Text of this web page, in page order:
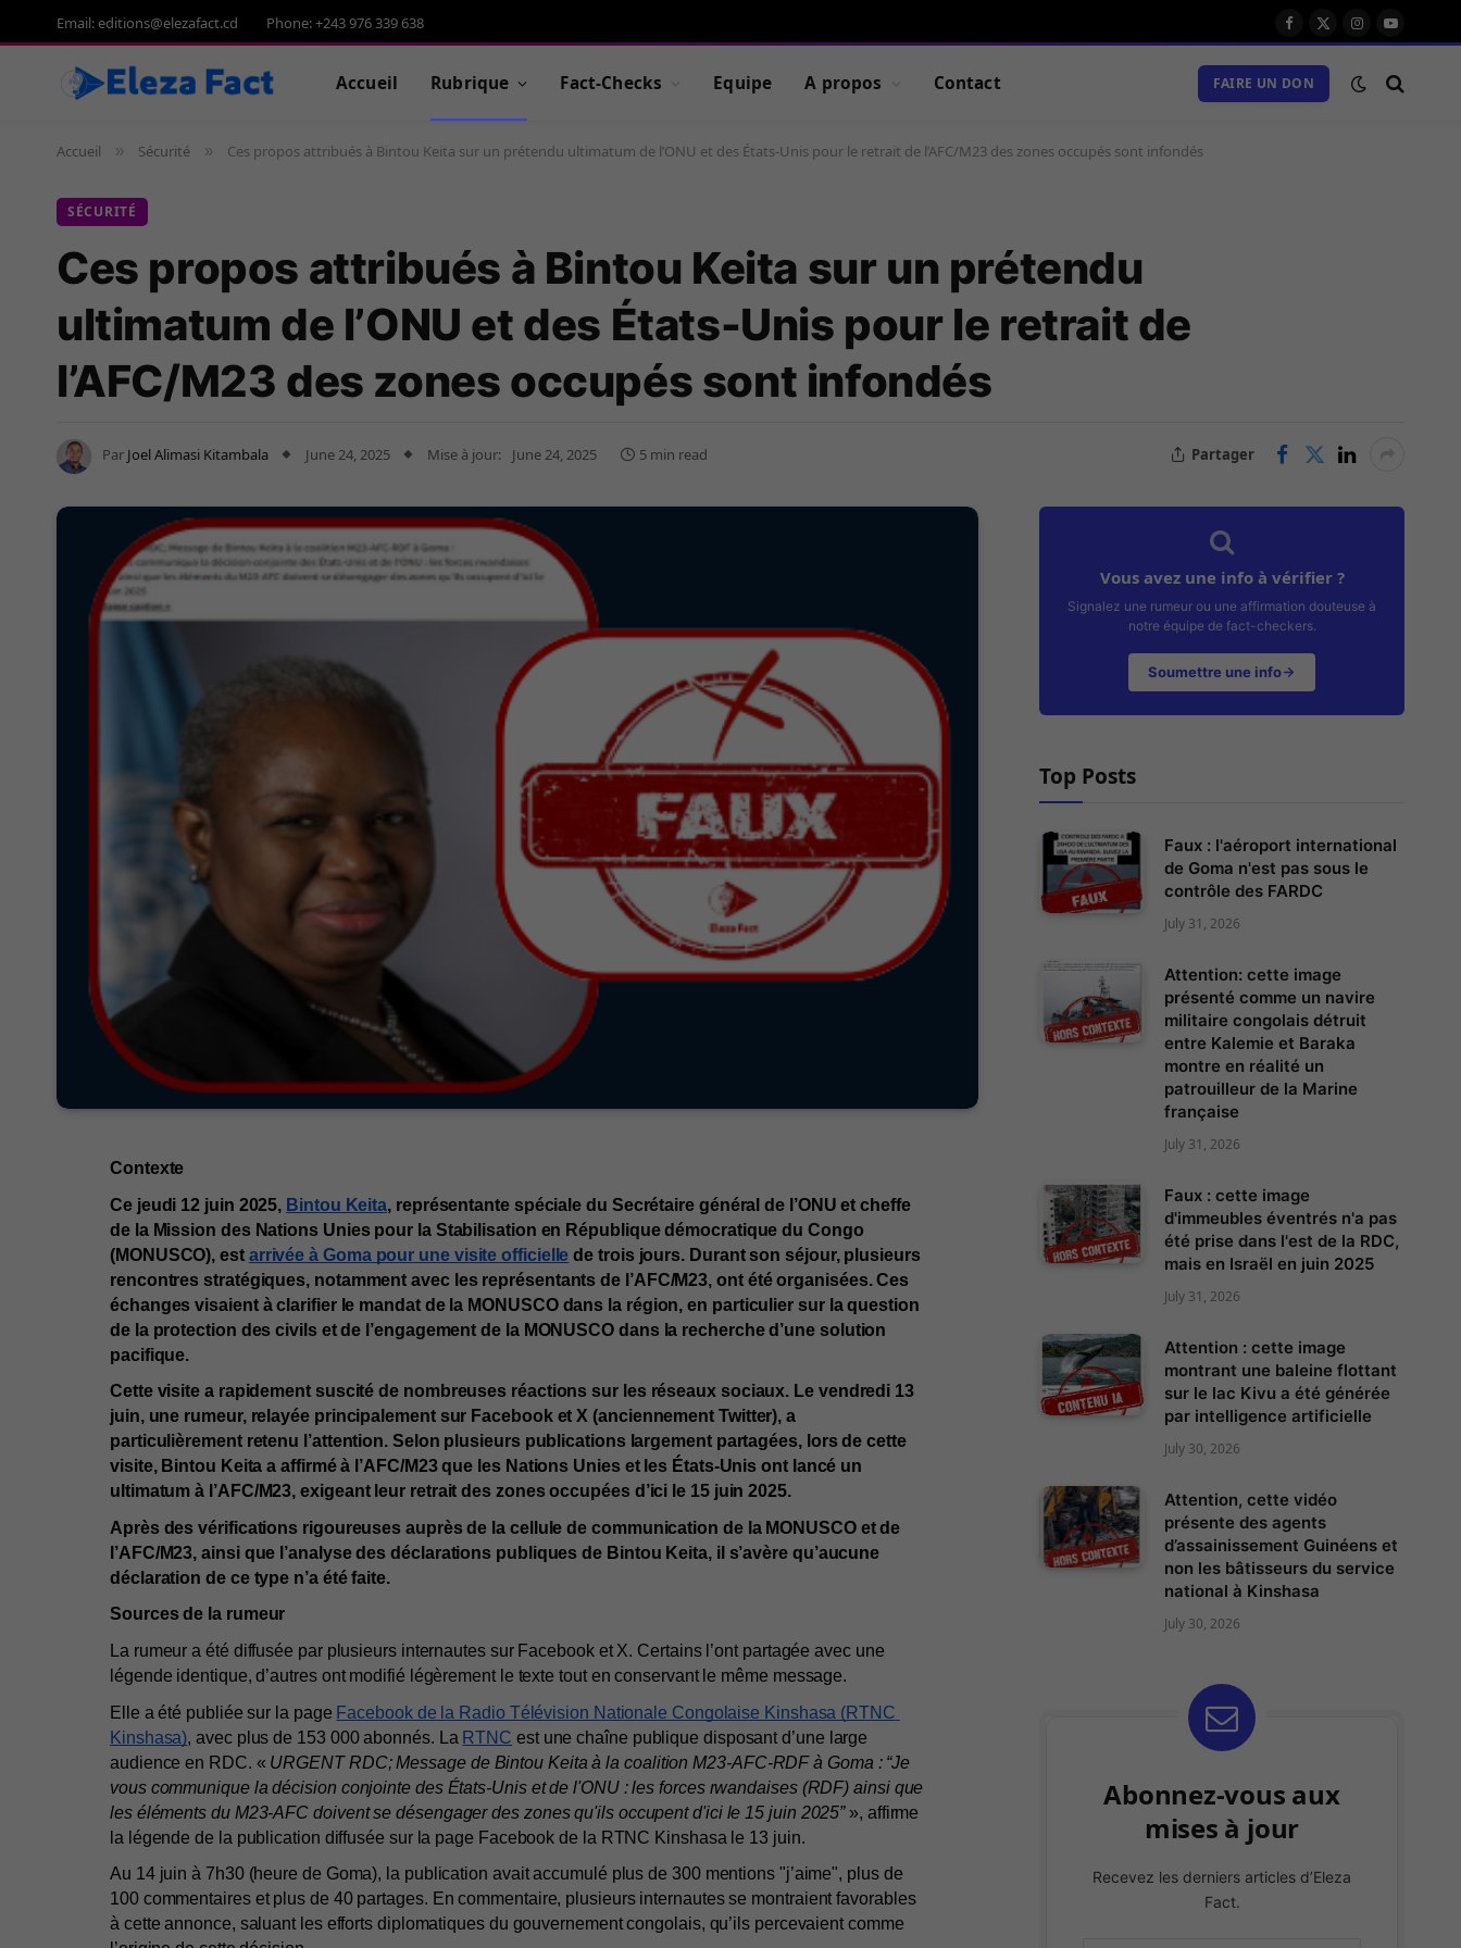
Email: editions@elezafact.cd Phone: +243 976 339 638
Facebook
X
Instagram
Youtube
Accueil Rubrique Fact-Checks Equipe A propos Contact FAIRE UN DON
Accueil » Sécurité » Ces propos attribués à Bintou Keita sur un prétendu ultimatum de l’ONU et des États-Unis pour le retrait de l’AFC/M23 des zones occupés sont infondés
SÉCURITÉ
Ces propos attribués à Bintou Keita sur un prétendu
ultimatum de l’ONU et des États-Unis pour le retrait de
l’AFC/M23 des zones occupés sont infondés
Par Joel Alimasi Kitambala June 24, 2025 Mise à jour: June 24, 2025 5 min read Partager
Contexte
Ce jeudi 12 juin 2025, Bintou Keita, représentante spéciale du Secrétaire général de l’ONU et cheffe
de la Mission des Nations Unies pour la Stabilisation en République démocratique du Congo
(MONUSCO), est arrivée à Goma pour une visite officielle de trois jours. Durant son séjour, plusieurs
rencontres stratégiques, notamment avec les représentants de l’AFC/M23, ont été organisées. Ces
échanges visaient à clarifier le mandat de la MONUSCO dans la région, en particulier sur la question
de la protection des civils et de l’engagement de la MONUSCO dans la recherche d’une solution
pacifique.
Cette visite a rapidement suscité de nombreuses réactions sur les réseaux sociaux. Le vendredi 13
juin, une rumeur, relayée principalement sur Facebook et X (anciennement Twitter), a
particulièrement retenu l’attention. Selon plusieurs publications largement partagées, lors de cette
visite, Bintou Keita a affirmé à l’AFC/M23 que les Nations Unies et les États-Unis ont lancé un
ultimatum à l’AFC/M23, exigeant leur retrait des zones occupées d’ici le 15 juin 2025.
Après des vérifications rigoureuses auprès de la cellule de communication de la MONUSCO et de
l’AFC/M23, ainsi que l’analyse des déclarations publiques de Bintou Keita, il s’avère qu’aucune
déclaration de ce type n’a été faite.
Sources de la rumeur
La rumeur a été diffusée par plusieurs internautes sur Facebook et X. Certains l’ont partagée avec une
légende identique, d’autres ont modifié légèrement le texte tout en conservant le même message.
Elle a été publiée sur la page Facebook de la Radio Télévision Nationale Congolaise Kinshasa (RTNC
Kinshasa), avec plus de 153 000 abonnés. La RTNC est une chaîne publique disposant d’une large
audience en RDC. « URGENT RDC; Message de Bintou Keita à la coalition M23-AFC-RDF à Goma : “Je
vous communique la décision conjointe des États-Unis et de l'ONU : les forces rwandaises (RDF) ainsi que
les éléments du M23-AFC doivent se désengager des zones qu'ils occupent d'ici le 15 juin 2025” », affirme
la légende de la publication diffusée sur la page Facebook de la RTNC Kinshasa le 13 juin.
Au 14 juin à 7h30 (heure de Goma), la publication avait accumulé plus de 300 mentions "j’aime", plus de
100 commentaires et plus de 40 partages. En commentaire, plusieurs internautes se montraient favorables
à cette annonce, saluant les efforts diplomatiques du gouvernement congolais, qu’ils percevaient comme
Vous avez une info à vérifier ?
Signalez une rumeur ou une affirmation douteuse à
notre équipe de fact-checkers.
Soumettre une info
Top Posts
Faux : l'aéroport international
de Goma n'est pas sous le
contrôle des FARDC
July 31, 2026
Attention: cette image
présenté comme un navire
militaire congolais détruit
entre Kalemie et Baraka
montre en réalité un
patrouilleur de la Marine
française
July 31, 2026
Faux : cette image
d'immeubles éventrés n'a pas
été prise dans l'est de la RDC,
mais en Israël en juin 2025
July 31, 2026
Attention : cette image
montrant une baleine flottant
sur le lac Kivu a été générée
par intelligence artificielle
July 30, 2026
Attention, cette vidéo
présente des agents
d’assainissement Guinéens et
non les bâtisseurs du service
national à Kinshasa
July 30, 2026
Abonnez-vous aux
mises à jour
Recevez les derniers articles d’Eleza
Fact.